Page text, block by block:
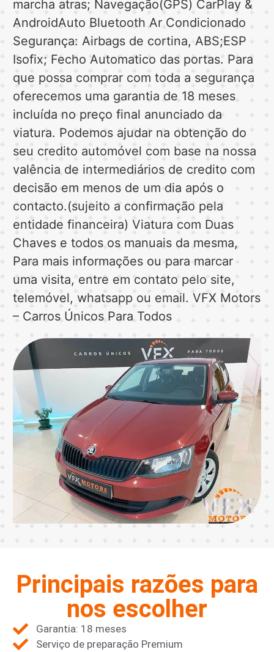
marcha atras; Navegação(GPS) CarPlay &
AndroidAuto Bluetooth Ar Condicionado
Segurança: Airbags de cortina, ABS;ESP
Isofix; Fecho Automatico das portas. Para
que possa comprar com toda a segurança
oferecemos uma garantia de 18 meses
incluída no preço final anunciado da
viatura. Podemos ajudar na obtenção do
seu credito automóvel com base na nossa
valência de intermediários de credito com
decisão em menos de um dia após o
contacto.(sujeito a confirmação pela
entidade financeira) Viatura com Duas
Chaves e todos os manuais da mesma,
Para mais informações ou para marcar
uma visita, entre em contato pelo site,
telemóvel, whatsapp ou email. VFX Motors
– Carros Únicos Para Todos
Principais razões para
nos escolher
Garantia: 18 meses
Serviço de preparação Premium